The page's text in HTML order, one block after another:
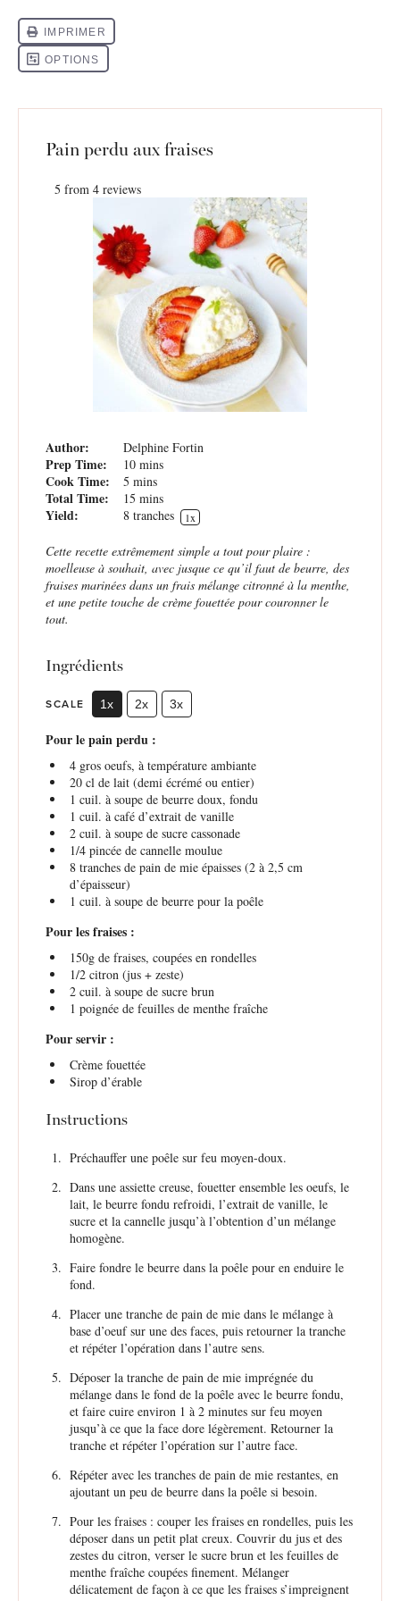
Pain perdu aux fraises
5 from 4 reviews
Author: Delphine Fortin
Prep Time: 10 mins
Cook Time: 5 mins
Total Time: 15 mins
Yield: 8 tranches 1x
Cette recette extrêmement simple a tout pour plaire :
moelleuse à souhait, avec jusque ce qu’il faut de beurre, des
fraises marinées dans un frais mélange citronné à la menthe,
et une petite touche de crème fouettée pour couronner le
tout.
Ingrédients
SCALE 1x 2x 3x
Pour le pain perdu :
4gros oeufs, à température ambiante
20cl de lait (demi écrémé ou entier)
1 cuil. à soupe de beurre doux, fondu
1 cuil. à café d’extrait de vanille
2cuil. à soupe de sucre cassonade
1/4pincée de cannelle moulue
8tranches de pain de mie épaisses (2à 2,5 cm
d’épaisseur)
1 cuil. à soupe de beurre pour la poêle
Pour les fraises :
150gde fraises, coupées en rondelles
1/2citron (jus + zeste)
2cuil. à soupe de sucre brun
1 poignée de feuilles de menthe fraîche
Pour servir :
Crème fouettée
Sirop d’érable
Instructions
Préchauffer une poêle sur feu moyen-doux.
Dans une assiette creuse, fouetter ensemble les oeufs, le
lait, le beurre fondu refroidi, l’extrait de vanille, le
sucre et la cannelle jusqu’à l’obtention d’un mélange
homogène.
Faire fondre le beurre dans la poêle pour en enduire le
fond.
Placer une tranche de pain de mie dans le mélange à
base d’oeuf sur une des faces, puis retourner la tranche
et répéter l’opération dans l’autre sens.
Déposer la tranche de pain de mie imprégnée du
mélange dans le fond de la poêle avec le beurre fondu,
et faire cuire environ 1 à 2 minutes sur feu moyen
jusqu’à ce que la face dore légèrement. Retourner la
tranche et répéter l’opération sur l’autre face.
Répéter avec les tranches de pain de mie restantes, en
ajoutant un peu de beurre dans la poêle si besoin.
Pour les fraises : couper les fraises en rondelles, puis les
déposer dans un petit plat creux. Couvrir du jus et des
zestes du citron, verser le sucre brun et les feuilles de
menthe fraîche coupées finement. Mélanger
délicatement de façon à ce que les fraises s’impreignent